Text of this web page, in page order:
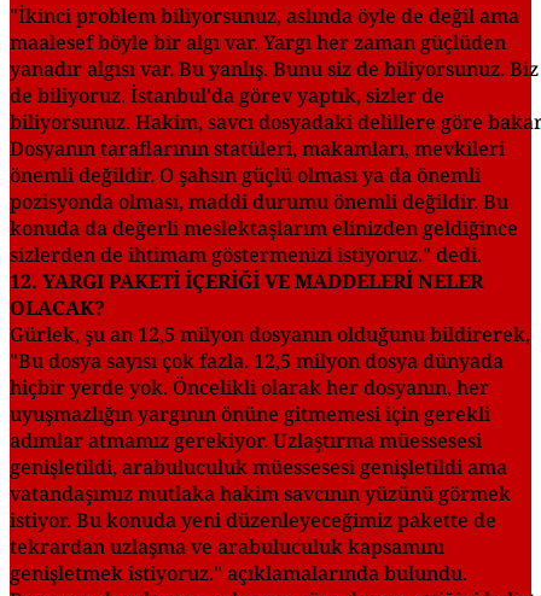
"İkinci problem biliyorsunuz, aslında öyle de değil ama
maalesef böyle bir algı var. Yargı her zaman güçlüden
yanadır algısı var. Bu yanlış. Bunu siz de biliyorsunuz. Biz
de biliyoruz. İstanbul'da görev yaptık, sizler de
biliyorsunuz. Hakim, savcı dosyadaki delillere göre
Dosyanın taraflarının statüleri, makamları, mevkileri
önemli değildir. O şahsın güçlü olması ya da önemli
pozisyonda olması, maddi durumu önemli değildir. Bu
konuda da değerli meslektaşlarım elinizden geldiğince
sizlerden de ihtimam göstermenizi istiyoruz." dedi.
12. YARGI PAKETİ İÇERİĞİ VE MADDELERİ NELER
OLACAK?
Gürlek, şu an 12,5 milyon dosyanın olduğunu bildirerek,
"Bu dosya sayısı çok fazla. 12,5 milyon dosya dünyada
hiçbir yerde yok. Öncelikli olarak her dosyanın, her
uyuşmazlığın yargının önüne gitmemesi için gerekli
adımlar atmamız gerekiyor. Uzlaştırma müessesesi
genişletildi, arabuluculuk müessesesi genişletildi ama
vatandaşımız mutlaka hakim savcının yüzünü görmek
istiyor. Bu konuda yeni düzenleyeceğimiz pakette de
tekrardan uzlaşma ve arabuluculuk kapsamını
genişletmek istiyoruz." açıklamalarında bulundu.